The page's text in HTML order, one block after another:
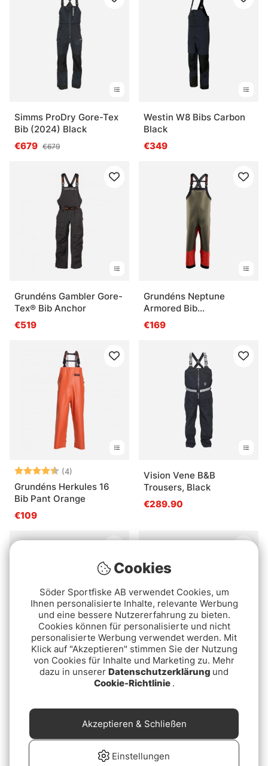
Simms ProDry Gore-Tex
Bib (2024) Black
€679 €679
Westin W8 Bibs Carbon
Black
€349
Grundéns Gambler Gore-
Tex® Bib Anchor
€519
Grundéns Neptune
Armored Bib
Orange/Olive
€169
Bewertung:(4)
4.8 von 5 Sternen
Grundéns Herkules 16
Bib Pant Orange
€109
Vision Vene B&B
Trousers, Black
€289.90
Grundéns Buoy X 2.0
Gore-Tex 3L Bib Black
Simms Challenger
Insulated Bib Black
Cookies
Söder Sportfiske AB verwendet Cookies, um
Ihnen personalisierte Inhalte, relevante Werbung
und eine bessere Nutzererfahrung zu bieten.
Cookies können für personalisierte und nicht
personalisierte Werbung verwendet werden. Mit
Klick auf "Akzeptieren" stimmen Sie der Nutzung
von Cookies für Inhalte und Marketing zu. Mehr
dazu in unserer Datenschutzerklärung und
Cookie-Richtlinie .
Einstellungen
Akzeptieren & Schließen